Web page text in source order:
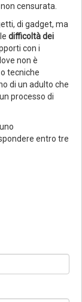
censurata.
di gadget, ma
difficoltà dei
con i
non è
tecniche
di un adulto che
processo di
entro tre